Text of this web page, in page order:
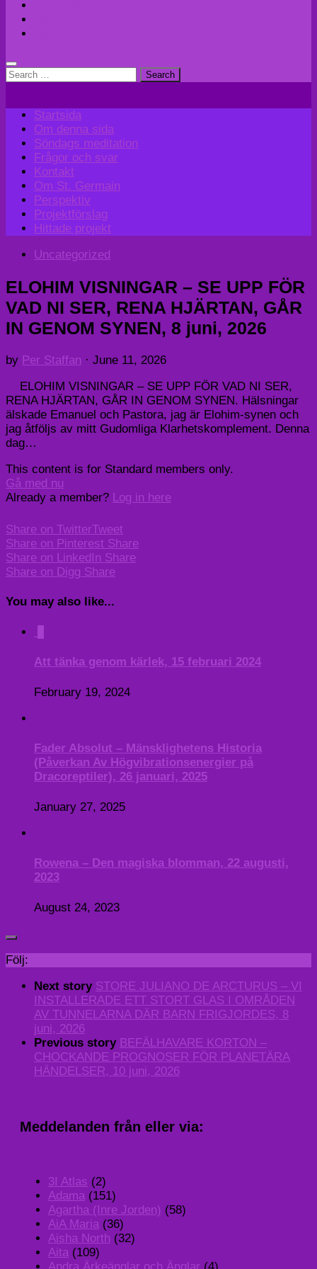
Search
Startsida
Om denna sida
Söndags meditation
Frågor och svar
Kontakt
Om St. Germain
Perspektiv
Projektförslag
Hittade projekt
Uncategorized
ELOHIM VISNINGAR – SE UPP FÖR
VAD NI SER, RENA HJÄRTAN, GÅR
IN GENOM SYNEN, 8 juni, 2026
by Per Staffan · June 11, 2026
ELOHIM VISNINGAR – SE UPP FÖR VAD NI SER,
RENA HJÄRTAN, GÅR IN GENOM SYNEN. Hälsningar
älskade Emanuel och Pastora, jag är Elohim-synen och
jag åtföljs av mitt Gudomliga Klarhetskomplement. Denna
dag…
This content is for Standard members only.
Gå med nu
Already a member? Log in here
Share on TwitterTweet
Share on Pinterest Share
Share on LinkedIn Share
Share on Digg Share
You may also like...
Att tänka genom kärlek, 15 februari 2024
February 19, 2024
Fader Absolut – Mänsklighetens Historia
(Påverkan Av Högvibrationsenergier på
Dracoreptiler), 26 januari, 2025
January 27, 2025
Rowena – Den magiska blomman, 22 augusti,
2023
August 24, 2023
Följ:
Next story STORE JULIANO DE ARCTURUS – VI
INSTALLERADE ETT STORT GLAS I OMRÅDEN
AV TUNNELARNA DÄR BARN FRIGJORDES, 8
juni, 2026
Previous story BEFÄLHAVARE KORTON –
CHOCKANDE PROGNOSER FÖR PLANETÄRA
HÄNDELSER, 10 juni, 2026
Meddelanden från eller via:
3I Atlas (2)
Adama (151)
Agartha (Inre Jorden) (58)
AiA Maria (36)
Aisha North (32)
Aita (109)